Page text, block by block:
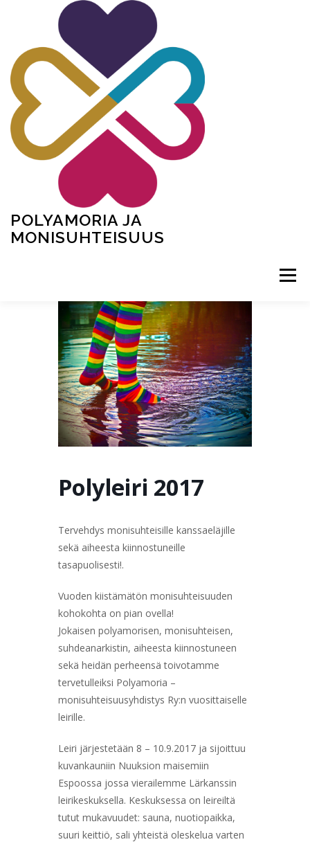
POLYAMORIA JA
MONISUHTEISUUS
Valikko
TERVETULOA TIETOA APUA VERTAISTOIMINTA
YHDISTYS KAUPPA YHTEYSTIEDOT PÅ SVENSKA
Polyleiri 2017
Tervehdys monisuhteisille kanssaeläjille
sekä aiheesta kiinnostuneille
tasapuolisesti!.
Vuoden kiistämätön monisuhteisuuden
kohokohta on pian ovella!
Jokaisen polyamorisen, monisuhteisen,
suhdeanarkistin, aiheesta kiinnostuneen
sekä heidän perheensä toivotamme
tervetulleiksi Polyamoria –
monisuhteisuusyhdistys Ry:n vuosittaiselle
leirille.
Leiri järjestetään 8 – 10.9.2017 ja sijoittuu
kuvankauniin Nuuksion maisemiin
Espoossa jossa vierailemme Lärkanssin
leirikeskuksella. Keskuksessa on leireiltä
tutut mukavuudet: sauna, nuotiopaikka,
suuri keittiö, sali yhteistä oleskelua varten